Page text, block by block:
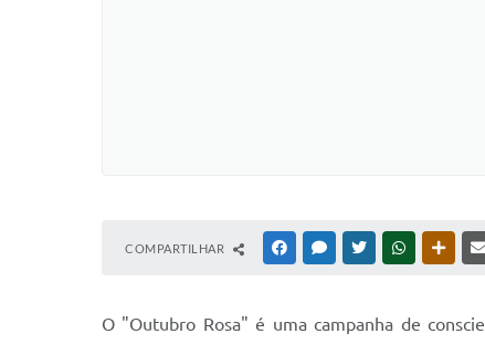
COMPARTILHAR FACEBOOKMESSENGER
TWITTERWHATSAPP
O "Outubro Rosa" é uma campanha de